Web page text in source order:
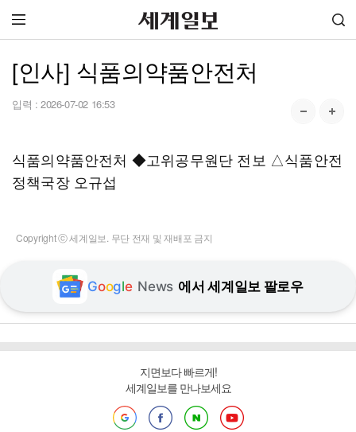
[인사] 식품의약품안전처
입력 : 2026-07-02 16:53
식품의약품안전처 ◆고위공무원단 전보 △식품안전
정책국장 오규섭
Copyright ⓒ 세계일보. 무단 전재 및 재배포 금지
Google News 에서 세계일보 팔로우
지면보다 빠르게!
세계일보를 만나보세요